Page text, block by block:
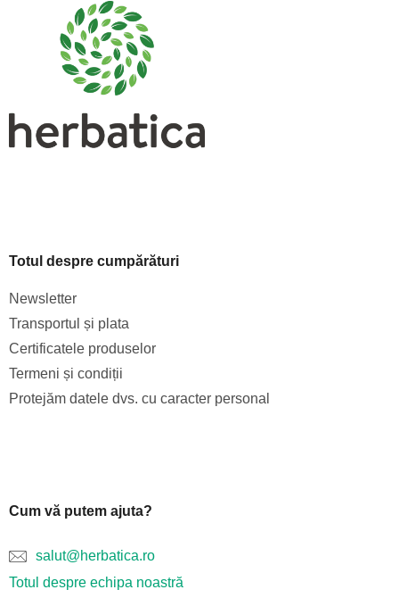
Totul despre cumpărături
Newsletter
Transportul și plata
Certificatele produselor
Termeni și condiții
Protejăm datele dvs. cu caracter personal
Cum vă putem ajuta?
salut@herbatica.ro
Totul despre echipa noastră